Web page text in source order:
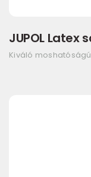
JUPOL Latex
Kiváló